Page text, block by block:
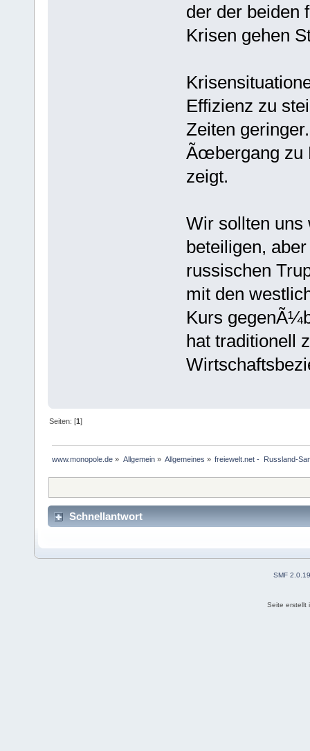
der der beiden
Krisen gehen
Effizienz zu
Zeiten
Ãœbergang zu
zeigt.
Wir sollten uns
beteiligen,
russischen
mit den
Kurs
hat traditionell
Seiten: [1]
www.monopole.de » Allgemein» Allgemeines » freiewelt.net -  Russland-
Schnellantwort
SMF 2.0.19
Seite erstellt